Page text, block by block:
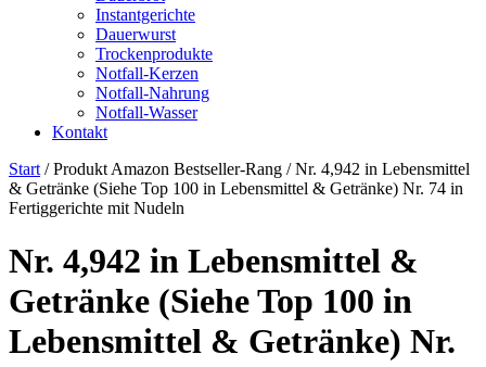
Instantgerichte
Dauerwurst
Trockenprodukte
Notfall-Kerzen
Notfall-Nahrung
Notfall-Wasser
Kontakt
Start / Produkt Amazon Bestseller-Rang / Nr. 4,942 in Lebensmittel
& Getränke (Siehe Top 100 in Lebensmittel & Getränke) Nr. 74 in
Fertiggerichte mit Nudeln
Nr. 4,942 in Lebensmittel &
Getränke (Siehe Top 100 in
Lebensmittel & Getränke) Nr.